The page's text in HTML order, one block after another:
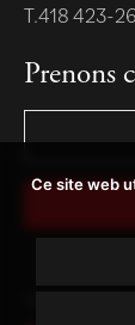
418 423-
Prenons
Ce site web